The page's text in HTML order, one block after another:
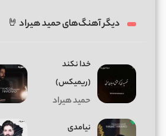
دیگر آهنگ‌های حمید هیراد 🤘
خدا نکند
(ریمیکس)
حمید هیراد
نیامدی